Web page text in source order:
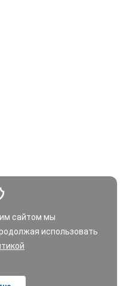
сайтом мы
использовать